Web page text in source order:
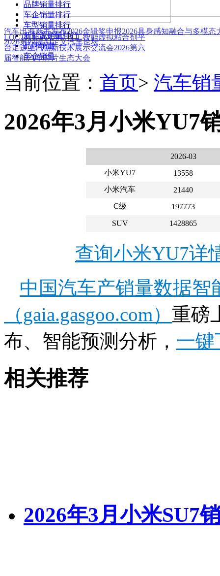
汽车出海新书发布2026金辑奖申报2026具身感知融合与多模态
2026第四届AI定义汽车论坛
LOCTITE SOLVE 人工智能虚拟粘合剂平
台走进上汽创新技术展示交流会2026第六
届智能汽车芯片生态大会
品牌销量排行
车企销量排行
车型销量排行
新能源销量排行
品牌销量
车企销量
当前位置： 首页> 汽车销
2026年3月小米YU7
2026-03
小米YU7
13558
小米汽车
21440
C级
197773
SUV
1428865
查询小米YU7详
中国汽车产销量数据
（gaia.gasgoo.com） 重磅
布、智能预测分析， 一键
相关推荐
2026年3月小米SU7